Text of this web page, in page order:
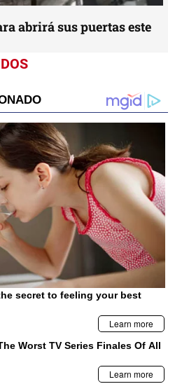
abrirá sus puertas este